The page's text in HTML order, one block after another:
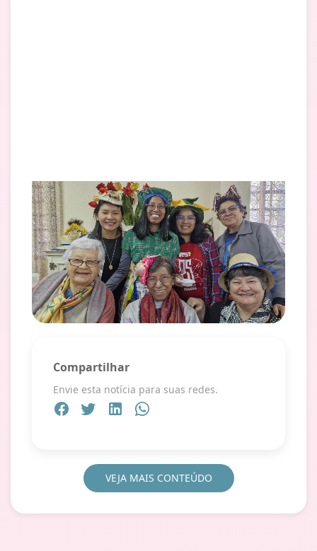
Compartilhar
Envie esta notícia para suas redes.
VEJA MAIS CONTEÚDO